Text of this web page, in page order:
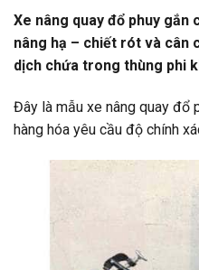
Xe nâng quay đổ phuy gắn
nâng hạ – chiết rót và cân
dịch chứa trong thùng phi
Đây là mẫu xe nâng quay đổ
hàng hóa yêu cầu độ chính